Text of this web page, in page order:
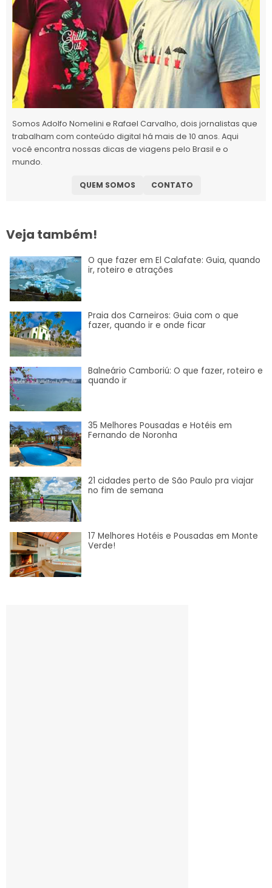
Somos Adolfo Nomelini e Rafael Carvalho, dois jornalistas que
trabalham com conteúdo digital há mais de 10 anos. Aqui
você encontra nossas dicas de viagens pelo Brasil e o
mundo.
QUEM SOMOS CONTATO
Veja também!
O que fazer em El Calafate: Guia, quando
ir, roteiro e atrações
Praia dos Carneiros: Guia com o que
fazer, quando ir e onde ficar
Balneário Camboriú: O que fazer, roteiro e
quando ir
35 Melhores Pousadas e Hotéis em
Fernando de Noronha
21 cidades perto de São Paulo pra viajar
no fim de semana
17 Melhores Hotéis e Pousadas em Monte
Verde!